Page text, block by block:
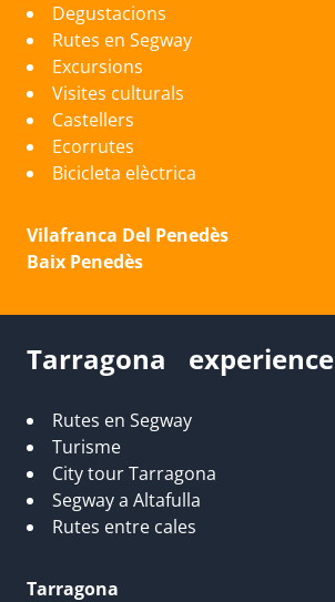
Degustacions
Rutes en Segway
Excursions
Visites culturals
Castellers
Ecorrutes
Bicicleta elèctrica
Vilafranca Del Penedès
Baix Penedès
Tarragona experience
Rutes en Segway
Turisme
City tour Tarragona
Segway a Altafulla
Rutes entre cales
Tarragona